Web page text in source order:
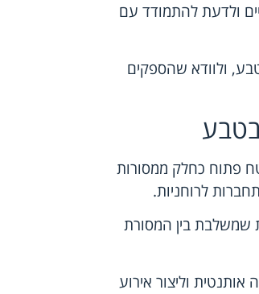
ולדעת להתמודד עם
ולוודא שהספקים
פתוח כחלק ממסורות
לרוחניות.
שמשלבת בין המסורת
וליצור אירוע